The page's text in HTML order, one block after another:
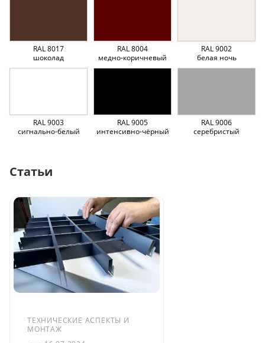
RAL 8017
шоколад
RAL 8004
медно-коричневый
RAL 9002
белая ночь
RAL 9003
сигнально-белый
RAL 9005
интенсивно-чёрный
RAL 9006
серебристый
Статьи
ТЕХНИЧЕСКИЕ АСПЕКТЫ И
МОНТАЖ